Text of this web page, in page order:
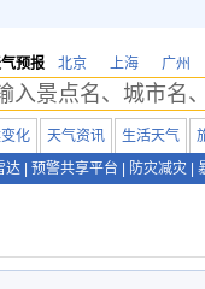
预报 北京 上海 广州
化 天气资讯 生活天气
达 预警共享平台 防灾减灾